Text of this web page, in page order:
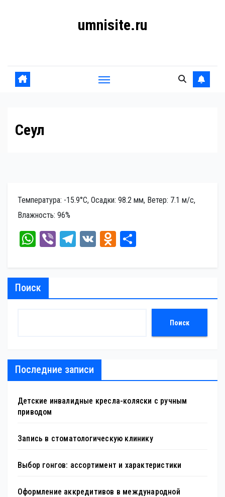
umnisite.ru
Сеул
Температура: -15.9°C, Осадки: 98.2 мм, Ветер: 7.1 м/с,
Влажность: 96%
W
A
pp
Vi
Te
m
V
O
ss ь
Поиск
Поиск
Последние записи
Детские инвалидные кресла-коляски с ручным
приводом
Запись в стоматологическую клинику
Выбор гонгов: ассортимент и характеристики
Оформление аккредитивов в международной